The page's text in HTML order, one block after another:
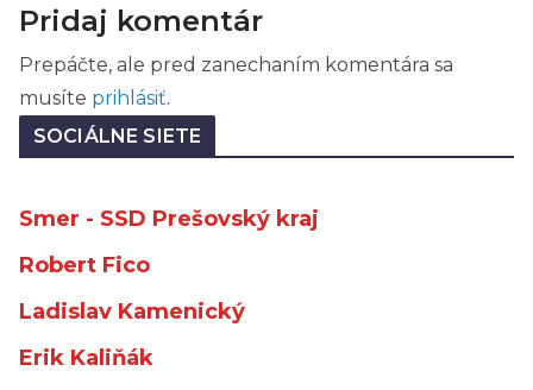
Pridaj komentár
Prepáčte, ale pred zanechaním komentára sa
musíte prihlásiť.
SOCIÁLNE SIETE
Smer - SSD Prešovský kraj
Robert Fico
Ladislav Kamenický
Erik Kaliňák